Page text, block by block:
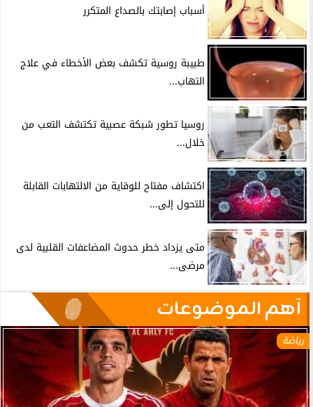
أسباب إصابتك بالصداع المتكرر
طبيبة روسية تكشف بعض الأخطاء في علاج
التهاب...
روسيا تطور شبكة عصبية تكتشف التعب من
خلال...
اكتشاف مفتاح للوقاية من الالتهابات القابلة
للتحول إلى...
متى يزداد خطر حدوث المضاعفات القلبية لدى
مرضى...
آهم الموضوعات
رياضة